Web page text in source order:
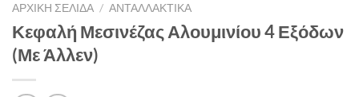
ΑΡΧΙΚΉ ΣΕΛΊΔΑ / ΑΝΤΑΛΛΑΚΤΙΚΆ
Κεφαλή Μεσινέζας Αλουμινίου 4 Εξόδων
(Με Άλλεν)